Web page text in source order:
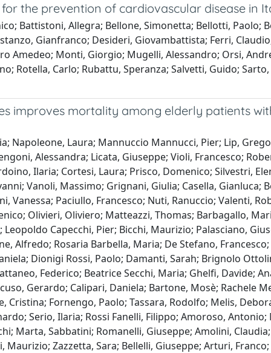
the prevention of cardiovascular disease in
Battistoni, Allegra; Bellone, Simonetta; Bellotti,
Gianfranco; Desideri, Giovambattista; Ferri,
Amedeo; Monti, Giorgio; Mugelli, Alessandro; Orsi,
Rotella, Carlo; Rubattu, Speranza; Salvetti, Guido;
improves mortality among elderly patients
Napoleone, Laura; Mannuccio Mannucci, Pier; Lip,
Alessandra; Licata, Giuseppe; Violi, Francesco;
Ilaria; Cortesi, Laura; Prisco, Domenico; Silvestri,
Vanoli, Massimo; Grignani, Giulia; Casella, Gianluca;
Vanessa; Paciullo, Francesco; Nuti, Ranuccio; Valenti,
Olivieri, Oliviero; Matteazzi, Thomas; Barbagallo,
Capecchi, Pier; Bicchi, Maurizio; Palasciano,
Alfredo; Rosaria Barbella, Maria; De Stefano,
Dionigi Rossi, Paolo; Damanti, Sarah; Brignolo
Federico; Beatrice Secchi, Maria; Ghelfi, Davide;
Gerardo; Calipari, Daniela; Bartone, Mosè; Rachele
Fornengo, Paolo; Tassara, Rodolfo; Melis,
Serio, Ilaria; Rossi Fanelli, Filippo; Amoroso,
Marta, Sabbatini; Romanelli, Giuseppe; Amolini,
Zazzetta, Sara; Bellelli, Giuseppe; Arturi,